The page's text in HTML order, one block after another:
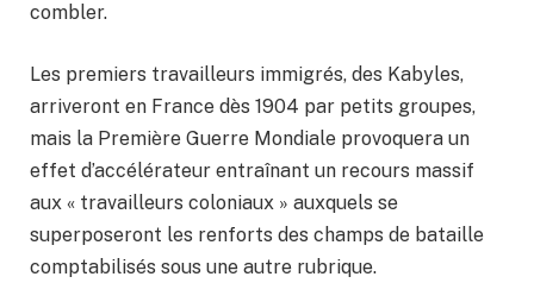
combler.
Les premiers travailleurs immigrés, des Kabyles,
arriveront en France dès 1904 par petits groupes,
mais la Première Guerre Mondiale provoquera un
effet d’accélérateur entraînant un recours massif
aux « travailleurs coloniaux » auxquels se
superposeront les renforts des champs de bataille
comptabilisés sous une autre rubrique.